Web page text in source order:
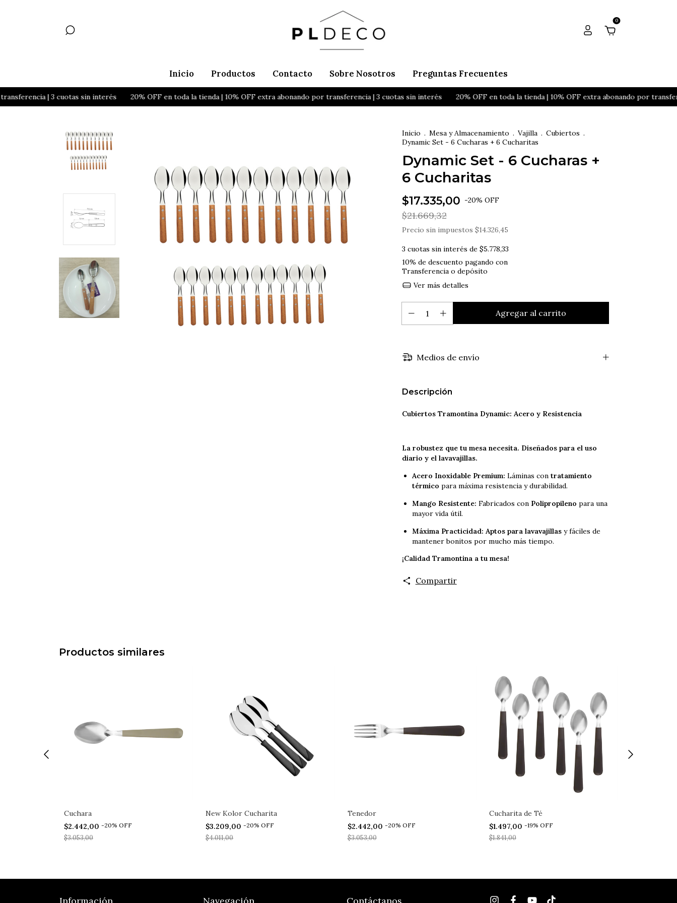
0
Inicio Productos Contacto Sobre Nosotros Preguntas Frecuentes
| 3 cuotas sin interés 20% OFF en toda la tienda | 10% OFF extra abonando por transferencia | 3 cuotas sin interés 20% OFF en toda la tienda | 10% OFF extra abonando por
Inicio . Mesa y Almacenamiento . Vajilla . Cubiertos .
Dynamic Set - 6 Cucharas + 6 Cucharitas
Dynamic Set - 6 Cucharas +
6 Cucharitas
$17.335,00 -20% OFF
$21.669,32
Precio sin impuestos $14.326,45
3 cuotas sin interés de $5.778,33
10% de descuento pagando con
Transferencia o depósito
Ver más detalles
Medios de envío
Descripción
Cubiertos Tramontina Dynamic: Acero y Resistencia
La robustez que tu mesa necesita. Diseñados para el uso
diario y el lavavajillas.
Acero Inoxidable Premium: Láminas con tratamiento
térmico para máxima resistencia y durabilidad.
Mango Resistente: Fabricados con Polipropileno para una
mayor vida útil.
Máxima Practicidad: Aptos para lavavajillas y fáciles de
mantener bonitos por mucho más tiempo.
¡Calidad Tramontina a tu mesa!
Compartir
Productos similares
Cuchara
$2.442,00 -20% OFF
$3.053,00
New Kolor Cucharita
$3.209,00-20%OFF
$4.011,00
Tenedor
$2.442,00 -20% OFF
$3.053,00
Cucharita de Té
$1.497,00 -19% OFF
$1.841,00
Información Navegación Contáctanos